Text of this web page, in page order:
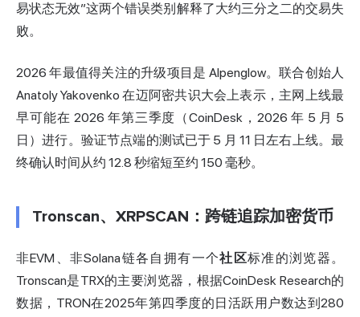
易状态无效”这两个错误类别解释了大约三分之二的交易失
败。
2026 年最值得关注的升级项目是 Alpenglow。联合创始人
Anatoly Yakovenko 在迈阿密共识大会上表示，主网上线最
早可能在 2026 年第三季度（CoinDesk，2026 年 5 月 5
日）进行。验证节点端的测试已于 5 月 11 日左右上线。最
终确认时间从约 12.8 秒缩短至约 150 毫秒。
Tronscan、XRPSCAN：跨链追踪加密货币
非EVM、非Solana链各自拥有一个社区标准的浏览器。
Tronscan是TRX的主要浏览器，根据CoinDesk Research的
数据，TRON在2025年第四季度的日活跃用户数达到280